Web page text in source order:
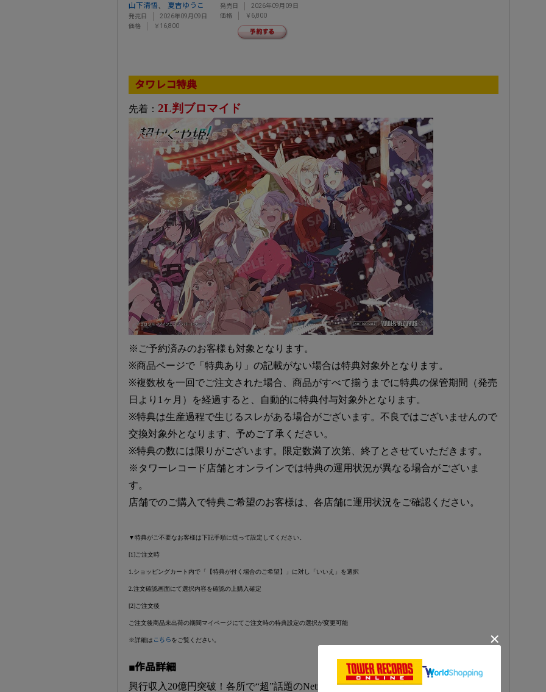
山下清悟
夏吉ゆうこ
発売日
2026年09月09日
価格
￥16,800
発売日
2026年09月09日
価格
￥6,800
タワレコ特典
先着： 2L判ブロマイド
※ご予約済みのお客様も対象となります。
※商品ページで「特典あり」の記載がない場合は特典対象外となります。
※複数枚を一回でご注文された場合、商品がすべて揃うまでに特典の保管期間（発売
日より1ヶ月）を経過すると、自動的に特典付与対象外となります。
※特典は生産過程で生じるスレがある場合がございます。不良ではございませんので
交換対象外となります、予めご了承ください。
※特典の数には限りがございます。限定数満了次第、終了とさせていただきます。
※タワーレコード店舗とオンラインでは特典の運用状況が異なる場合がございま
す。
店舗でのご購入で特典ご希望のお客様は、各店舗に運用状況をご確認ください。
▼特典がご不要なお客様は下記手順に従って設定してください。
[1]ご注文時
1.ショッピングカート内で「【特典が付く場合のご希望】」に対し「いいえ」を選択
2.注文確認画面にて選択内容を確認の上購入確定
[2]ご注文後
ご注文後商品未出荷の期間マイページにてご注文時の特典設定の選択が変更可能
※詳細は こちらをご覧ください。
■作品詳細
興行収入20億円突破！各所で“超”話題のNetflix映画「超かぐや姫！」待望のBlu-ray